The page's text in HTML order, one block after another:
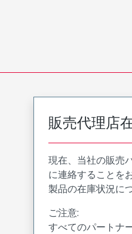
販売代理店
現在、当社の販売
に連絡することを
製品の在庫状況に
ご注意:
すべてのパートナ